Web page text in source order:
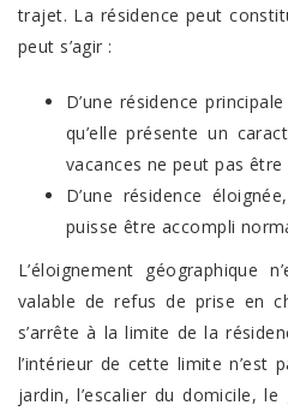
trajet. La résidence peut
peut s’agir :
D’une résidence
qu’elle présente un
vacances ne peut pas
D’une résidence
puisse être accompli
L’éloignement géographique
valable de refus de prise en
s’arrête à la limite de la
l’intérieur de cette limite n’est
jardin, l’escalier du domicile,